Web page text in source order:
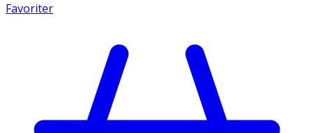
Favoriter